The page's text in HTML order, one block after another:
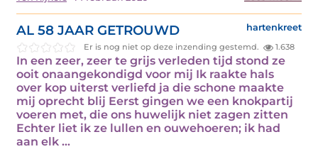
AL 58 JAAR GETROUWD hartenkreet
Er is nog niet op deze inzending gestemd. 1.638
In een zeer, zeer te grijs verleden tijd stond ze
ooit onaangekondigd voor mij Ik raakte hals
over kop uiterst verliefd ja die schone maakte
mij oprecht blij Eerst gingen we een knokpartij
voeren met, die ons huwelijk niet zagen zitten
Echter liet ik ze lullen en ouwehoeren; ik had
aan elk ...